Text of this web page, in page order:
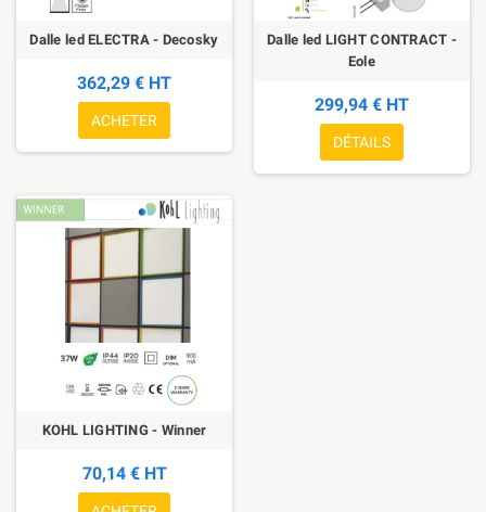
Dalle led ELECTRA - Decosky
362,29 € HT
ACHETER
Dalle led LIGHT CONTRACT -
Eole
299,94 € HT
DÉTAILS
KOHL LIGHTING - Winner
70,14 € HT